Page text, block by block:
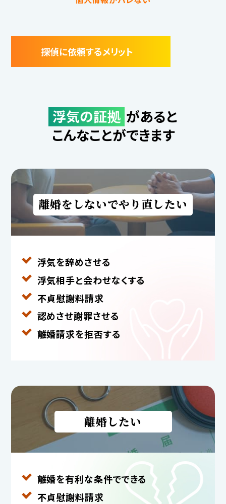
探偵に依頼するメリット
浮気の証拠 があると
こんなことができます
離婚をしないでやり直したい
浮気を辞めさせる
浮気相手と会わせなくする
不貞慰謝料請求
認めさせ謝罪させる
離婚請求を拒否する
離婚したい
離婚を有利な条件でできる
不貞慰謝料請求